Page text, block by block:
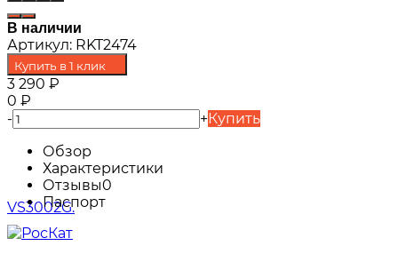
В наличии
Артикул: RKT2474
Купить в 1 клик
3 290 ₽
0 ₽
-
+Купить
Обзор
Характеристики
Отзывы0
Паспорт